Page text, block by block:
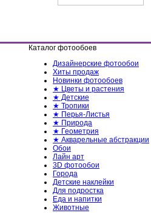
Каталог фотообоев
Дизайнерские фотообои
Хиты продаж
Новинки фотообоев
★ Цветы и растения
★ Детские
★ Тропики
★ Перья-Листья
★ Природа
★ Геометрия
★ Акварельные абстракции
Обои
Лайн арт
3D фотообои
Города
Детские наклейки
Для подростка
Еда и напитки
Животные